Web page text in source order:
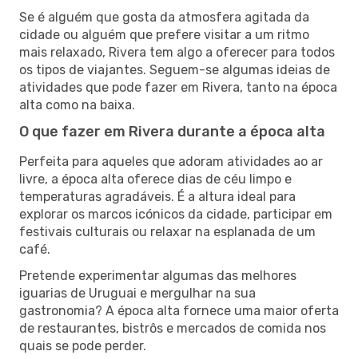
Se é alguém que gosta da atmosfera agitada da
cidade ou alguém que prefere visitar a um ritmo
mais relaxado, Rivera tem algo a oferecer para todos
os tipos de viajantes. Seguem-se algumas ideias de
atividades que pode fazer em Rivera, tanto na época
alta como na baixa.
O que fazer em Rivera durante a época alta
Perfeita para aqueles que adoram atividades ao ar
livre, a época alta oferece dias de céu limpo e
temperaturas agradáveis. É a altura ideal para
explorar os marcos icónicos da cidade, participar em
festivais culturais ou relaxar na esplanada de um
café.
Pretende experimentar algumas das melhores
iguarias de Uruguai e mergulhar na sua
gastronomia? A época alta fornece uma maior oferta
de restaurantes, bistrôs e mercados de comida nos
quais se pode perder.